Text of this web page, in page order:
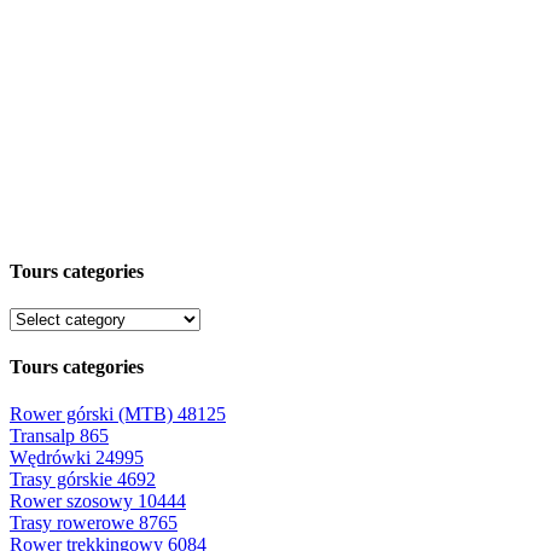
Tours categories
Tours categories
Rower górski (MTB) 48125
Transalp 865
Wędrówki 24995
Trasy górskie 4692
Rower szosowy 10444
Trasy rowerowe 8765
Rower trekkingowy 6084